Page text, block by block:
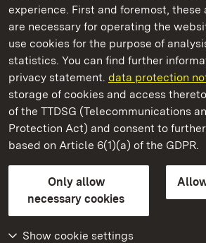
experience. First and foremost, these
are necessary for operating the
use cookies for the purpose of
statistics. You can find further
privacy statement. data protection
storage of cookies and access
of the TTDSG (Telecommunications
Protection Act) and consent to
based on Article 6(1)(a) of the GDPR.
Only allow
necessary cookies
Show cookie settings
State Palaces and Gardens of
Staatliche Schlösser und Gärten
State Palaces and Gardens of
Contact usFAQMasthead
Declaration on barrier-free access
BITV-konform (geprüfte Seiten)